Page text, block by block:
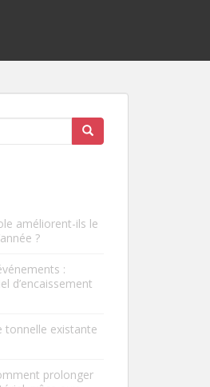
améliorent-ils le
?
:
d’encaissement
tonnelle existante
prolonger